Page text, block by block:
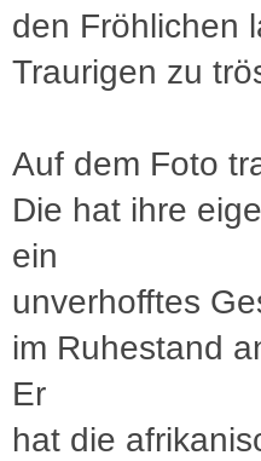
den Fröhlichen
Traurigen zu
Auf dem Foto
Die hat ihre
ein
unverhofftes
im Ruhestand
Er
hat die